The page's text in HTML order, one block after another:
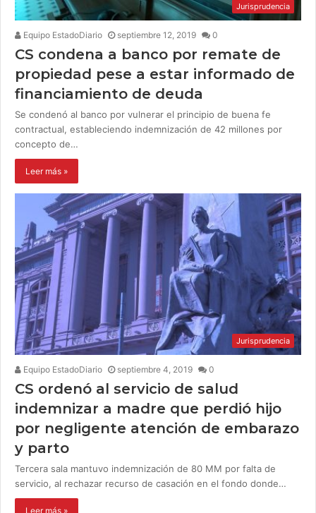
Jurisprudencia
Equipo EstadoDiario septiembre 12, 2019 0
CS condena a banco por remate de
propiedad pese a estar informado de
financiamiento de deuda
Se condenó al banco por vulnerar el principio de buena fe
contractual, estableciendo indemnización de 42 millones por
concepto de…
Leer más »
Jurisprudencia
Equipo EstadoDiario septiembre 4, 2019 0
CS ordenó al servicio de salud
indemnizar a madre que perdió hijo
por negligente atención de embarazo
y parto
Tercera sala mantuvo indemnización de 80 MM por falta de
servicio, al rechazar recurso de casación en el fondo donde…
Leer más »